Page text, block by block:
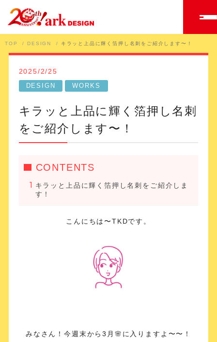
TOP DESIGN キラッと上品に輝く箔押し名刺をご紹介します〜！
2025/2/25
DESIGN WORKS
キラッと上品に輝く箔押し名刺
をご紹介します〜！
CONTENTS
キラッと上品に輝く箔押し名刺をご紹介しま
す！
こんにちは〜TKDです。
みなさん！今週末から3月🌸に入りますよ〜〜！